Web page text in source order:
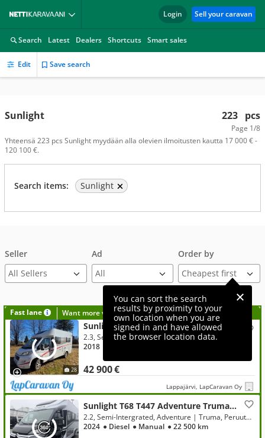
Login Sell your caravan
Search Latest Dealers Shortcuts Smart sales
Edit Save search
223 pcs
Page 1/8
Sunlight
Yhteensä 223 pcs Sunlight myydään alla olevien ilmoitusten kautta 17 000 € -
120 100 €.
Search items: Sunlight
Seller
All Sellers
Ad Order by
You can sort the search
results by proximity to your
own location when you are
signed in and have allowed
the browser location data.
Fast lane Want more visibility to your ad?
28
Sunlight T58, Fiat
42 900 €
2.3, Semi-Intergrated
2018
Lappajärvi, LapCaravan Oy
Sunlight T68 T447 Adventure Truma Pe, Citroen
2.2, Semi-Intergrated, Adventure | Truma, Peruutuskamera, Pyöräteline, Markiisi
2024 ● Diesel ● Manual ● 22 500 km